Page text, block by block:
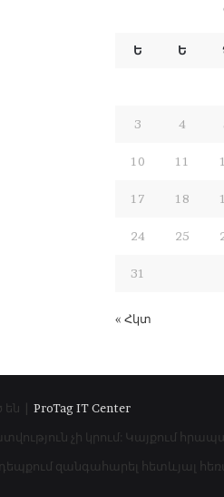
Ե Ե
3 4
10 11
17 18
24 25
31
« Հկտ
են | ProTag IT Center
չի կրում: Կայքում
զանգահարել հետևյալ